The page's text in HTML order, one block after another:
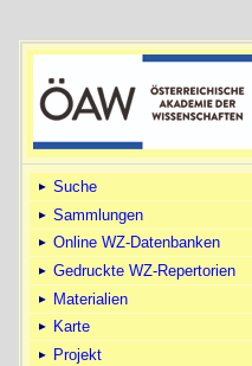
Suche
Sammlungen
Online WZ-Datenbanken
Gedruckte WZ-Repertorien
Materialien
Karte
Projekt